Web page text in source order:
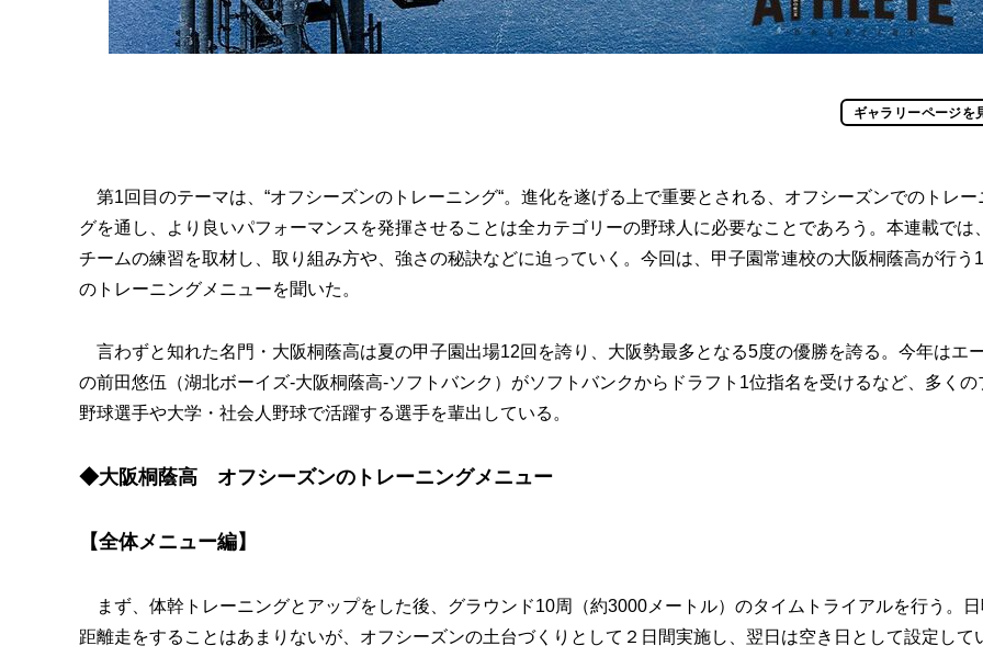
ギャラリーページを
第1回目のテーマは、“オフシーズンのトレーニング“。進化を遂げる上で重要とされる、オフシーズンでのトレー
グを通し、より良いパフォーマンスを発揮させることは全カテゴリーの野球人に必要なことであろう。本連載では
チームの練習を取材し、取り組み方や、強さの秘訣などに迫っていく。今回は、甲子園常連校の大阪桐蔭高が行う
のトレーニングメニューを聞いた。
言わずと知れた名門・大阪桐蔭高は夏の甲子園出場12回を誇り、大阪勢最多となる5度の優勝を誇る。今年はエ
の前田悠伍（湖北ボーイズ-大阪桐蔭高-ソフトバンク）がソフトバンクからドラフト1位指名を受けるなど、多くの
野球選手や大学・社会人野球で活躍する選手を輩出している。
◆大阪桐蔭高 オフシーズンのトレーニングメニュー
【全体メニュー編】
まず、体幹トレーニングとアップをした後、グラウンド10周（約3000メートル）のタイムトライアルを行う。
距離走をすることはあまりないが、オフシーズンの土台づくりとして２日間実施し、翌日は空き日として設定して